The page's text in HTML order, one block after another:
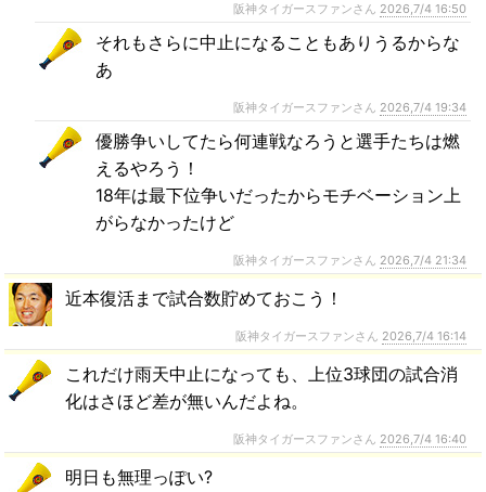
阪神タイガースファンさん 2026,7/4 16:50
それもさらに中止になることもありうるからな
あ
阪神タイガースファンさん 2026,7/4 19:34
優勝争いしてたら何連戦なろうと選手たちは燃
えるやろう！
18年は最下位争いだったからモチベーション上
がらなかったけど
阪神タイガースファンさん 2026,7/4 21:34
近本復活まで試合数貯めておこう！
阪神タイガースファンさん 2026,7/4 16:14
これだけ雨天中止になっても、上位3球団の試合消
化はさほど差が無いんだよね。
阪神タイガースファンさん 2026,7/4 16:40
明日も無理っぽい?